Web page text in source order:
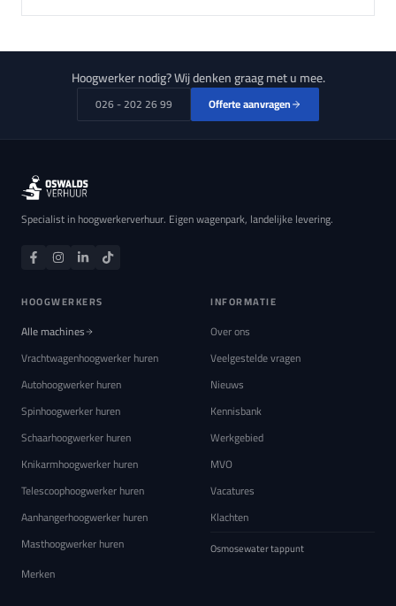
Hoogwerker nodig? Wij denken graag met u mee.
026 - 202 26 99 Offerte aanvragen
Specialist in hoogwerkerverhuur. Eigen wagenpark, landelijke levering.
HOOGWERKERS
Alle machines
Vrachtwagenhoogwerker huren
Autohoogwerker huren
Spinhoogwerker huren
Schaarhoogwerker huren
Knikarmhoogwerker huren
Telescoophoogwerker huren
Aanhangerhoogwerker huren
Masthoogwerker huren
Merken
INFORMATIE
Over ons
Veelgestelde vragen
Nieuws
Kennisbank
Werkgebied
MVO
Vacatures
Klachten
Osmosewater tappunt